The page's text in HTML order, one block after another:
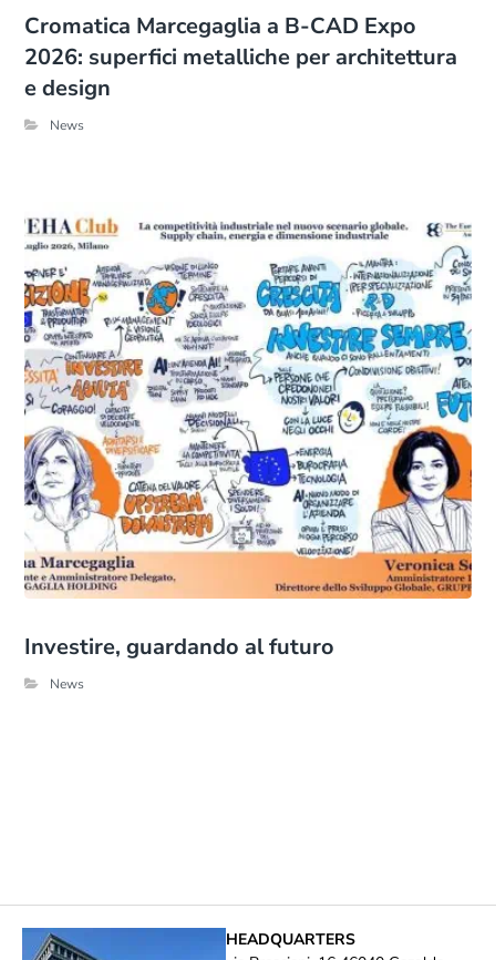
Cromatica Marcegaglia a B-CAD Expo
2026: superfici metalliche per architettura
e design
News
Investire, guardando al futuro
News
HEADQUARTERS